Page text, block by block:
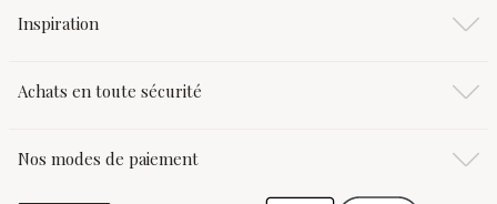
Inspiration
Achats en toute sécurité
Nos modes de paiement